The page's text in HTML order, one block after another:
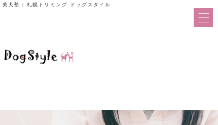
美犬塾 | 札幌トリミング ドッグスタイル